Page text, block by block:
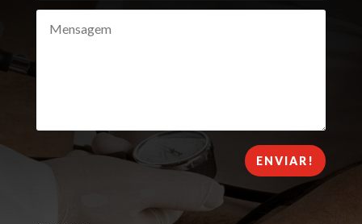
ENVIAR!